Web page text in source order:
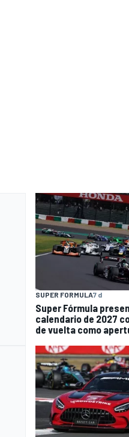
SUPER FORMULA7 d
Super Fórmula
calendario de 2027
de vuelta como